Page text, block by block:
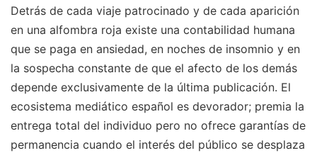
Detrás de cada viaje patrocinado y de cada aparición
en una alfombra roja existe una contabilidad humana
que se paga en ansiedad, en noches de insomnio y en
la sospecha constante de que el afecto de los demás
depende exclusivamente de la última publicación. El
ecosistema mediático español es devorador; premia la
entrega total del individuo pero no ofrece garantías de
permanencia cuando el interés del público se desplaza